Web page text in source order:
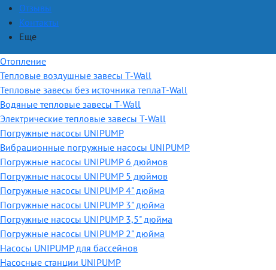
Отзывы
Контакты
Еще
Отопление
Тепловые воздушные завесы T-Wall
Тепловые завесы без источника теплаT-Wall
Водяные тепловые завесы T-Wall
Электрические тепловые завесы T-Wall
Погружные насосы UNIPUMP
Вибрационные погружные насосы UNIPUMP
Погружные насосы UNIPUMP 6 дюймов
Погружные насосы UNIPUMP 5 дюймов
Погружные насосы UNIPUMP 4" дюйма
Погружные насосы UNIPUMP 3" дюйма
Погружные насосы UNIPUMP 3,5" дюйма
Погружные насосы UNIPUMP 2" дюйма
Насосы UNIPUMP для бассейнов
Насосные станции UNIPUMP